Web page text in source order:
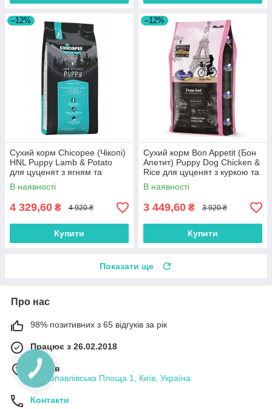
–12%
Сухий корм Chicopee (Чікопі)
HNL Puppy Lamb & Potato
для цуценят з ягням та
картоплею 12 кг
В наявності
4 329,60 ₴ 4 920 ₴
Купити
–12%
Сухий корм Bon Appetit (Бон
Апетит) Puppy Dog Chicken &
Rice для цуценят з куркою та
рисом 12 кг
В наявності
3 449,60 ₴ 3 920 ₴
Купити
Показати ще
Про нас
98% позитивних з 65 відгуків за рік
Працює з 26.02.2018
м. Київ
Петропавлівська Площа 1, Київ, Україна
Контакти